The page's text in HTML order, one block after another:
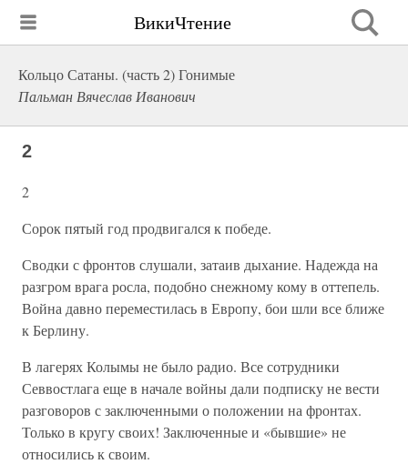
ВикиЧтение
Кольцо Сатаны. (часть 2) Гонимые
Пальман Вячеслав Иванович
2
2
Сорок пятый год продвигался к победе.
Сводки с фронтов слушали, затаив дыхание. Надежда на
разгром врага росла, подобно снежному кому в оттепель.
Война давно переместилась в Европу, бои шли все ближе
к Берлину.
В лагерях Колымы не было радио. Все сотрудники
Севвостлага еще в начале войны дали подписку не вести
разговоров с заключенными о положении на фронтах.
Только в кругу своих! Заключенные и «бывшие» не
относились к своим.